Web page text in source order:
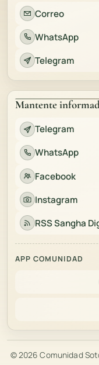
Correo
WhatsApp
Telegram
Mantente
Telegram
WhatsApp
Facebook
Instagram
RSS Sangha
APP COMUNIDAD
© 2026 Comunidad